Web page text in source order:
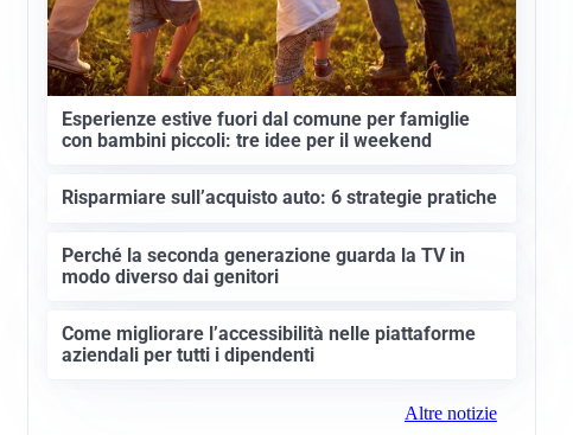
Esperienze estive fuori dal comune per famiglie
con bambini piccoli: tre idee per il weekend
Risparmiare sull’acquisto auto: 6 strategie pratiche
Perché la seconda generazione guarda la TV in
modo diverso dai genitori
Come migliorare l’accessibilità nelle piattaforme
aziendali per tutti i dipendenti
Altre notizie